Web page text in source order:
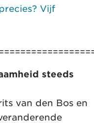
Vijf
steeds
van den Bos en